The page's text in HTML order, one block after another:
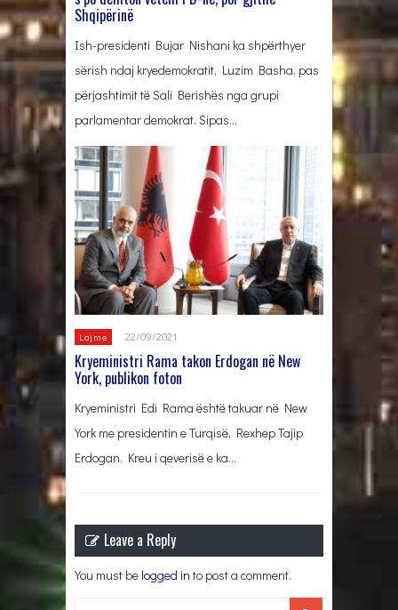
Shqipërinë
Ish-presidenti Bujar Nishani ka shpërthyer
sërish ndaj kryedemokratit, Luzim Basha, pas
përjashtimit të Sali Berishës nga grupi
parlamentar demokrat. Sipas…
Lajme 22/09/2021
Kryeministri Rama takon Erdogan në New
York, publikon foton
Kryeministri Edi Rama është takuar në New
York me presidentin e Turqisë, Rexhep Tajip
Erdogan. Kreu i qeverisë e ka…
Leave a Reply
You must be logged in to post a comment.